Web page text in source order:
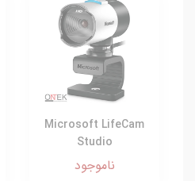
Microsoft LifeCam
Studio
ناموجود